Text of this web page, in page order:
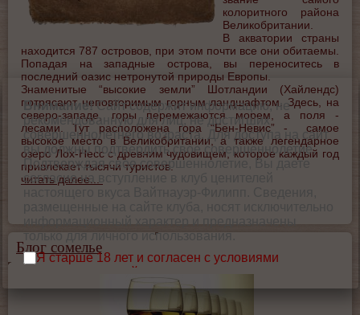
колоритного района
Великобритании.
В акватории страны
находится 787 островов, при этом почти все они обитаемы.
Попадая на западные острова, вы переноситесь в
последний оазис нетронутой природы Европы.
Знаменитые “высокие земли” Шотландии (Хайлендс)
потрясают неповторимым горным ландшафтом. Здесь, на
северо-западе, горы перемежаются морем, а поля -
лесами. Тут расположена гора “Бен-Невис” - самое
высокое место в Великобритании, а также легендарное
озеро Лох-Несс с древним чудовищем, которое каждый год
привлекает тысячи туристов.
читать далее...
Блог сомелье
Внимание!Сайт содержит информацию, не
рекомендованную для лиц, не достигших
совершеннолетнего возраста. Для доступа на сайт
вы должны подтвердить свое совершеннолетие.
Подтверждая свое совершеннолетие, Вы даете
согласие на вступление в клуб ценителей
информационный характер и предназначены
только для личного использования.
Я старше 18 лет и согласен с условиями
использования сайта.